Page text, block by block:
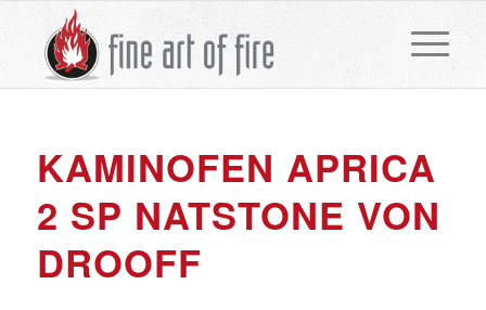
KAMINOFEN APRICA
2 SP NATSTONE VON
DROOFF